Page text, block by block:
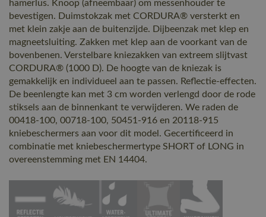
hamerlus. Knoop (afneembaar) om messenhouder te
bevestigen. Duimstokzak met CORDURA® versterkt en
met klein zakje aan de buitenzijde. Dijbeenzak met klep en
magneetsluiting. Zakken met klep aan de voorkant van de
bovenbenen. Verstelbare kniezakken van extreem slijtvast
CORDURA® (1000 D). De hoogte van de kniezak is
gemakkelijk en individueel aan te passen. Reflectie-effecten.
De beenlengte kan met 3 cm worden verlengd door de rode
stiksels aan de binnenkant te verwijderen. We raden de
00418-100, 00718-100, 50451-916 en 20118-915
kniebeschermers aan voor dit model. Gecertificeerd in
combinatie met kniebeschermertype SHORT of LONG in
overeenstemming met EN 14404.